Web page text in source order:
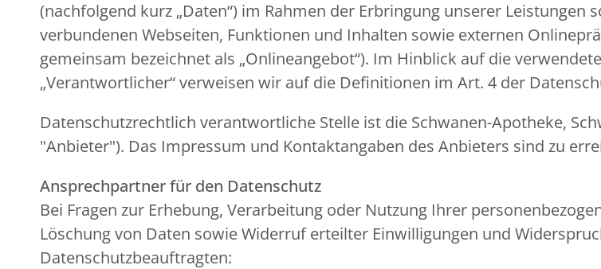
(nachfolgend kurz „Daten“) im Rahmen der Erbringung unserer
verbundenen Webseiten, Funktionen und Inhalten sowie externen
gemeinsam bezeichnet als „Onlineangebot“). Im Hinblick auf die
„Verantwortlicher“ verweisen wir auf die Definitionen im Art. 4 der
Datenschutzrechtlich verantwortliche Stelle ist die Schwanen-Apotheke,
"Anbieter"). Das Impressum und Kontaktangaben des Anbieters sind zu
Ansprechpartner für den Datenschutz
Bei Fragen zur Erhebung, Verarbeitung oder Nutzung Ihrer
Löschung von Daten sowie Widerruf erteilter Einwilligungen und
Datenschutzbeauftragten: